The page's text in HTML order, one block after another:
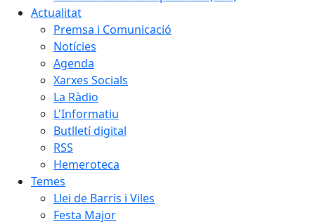
Actualitat
Premsa i Comunicació
Notícies
Agenda
Xarxes Socials
La Ràdio
L'Informatiu
Butlletí digital
RSS
Hemeroteca
Temes
Llei de Barris i Viles
Festa Major